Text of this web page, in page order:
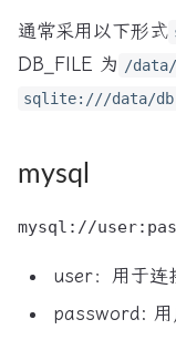
通常采用以下形式
DB_FILE 为 /
sqlite:///data/
mysql
user：用于连
password: 用